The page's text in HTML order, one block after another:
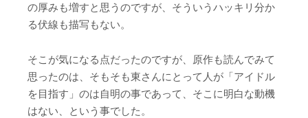
の厚みも増すと思うのですが、そういうハッキリ分か
る伏線も描写もない。
そこが気になる点だったのですが、原作も読んでみて
思ったのは、そもそも東さんにとって人が「アイドル
を目指す」のは自明の事であって、そこに明白な動機
はない、という事でした。